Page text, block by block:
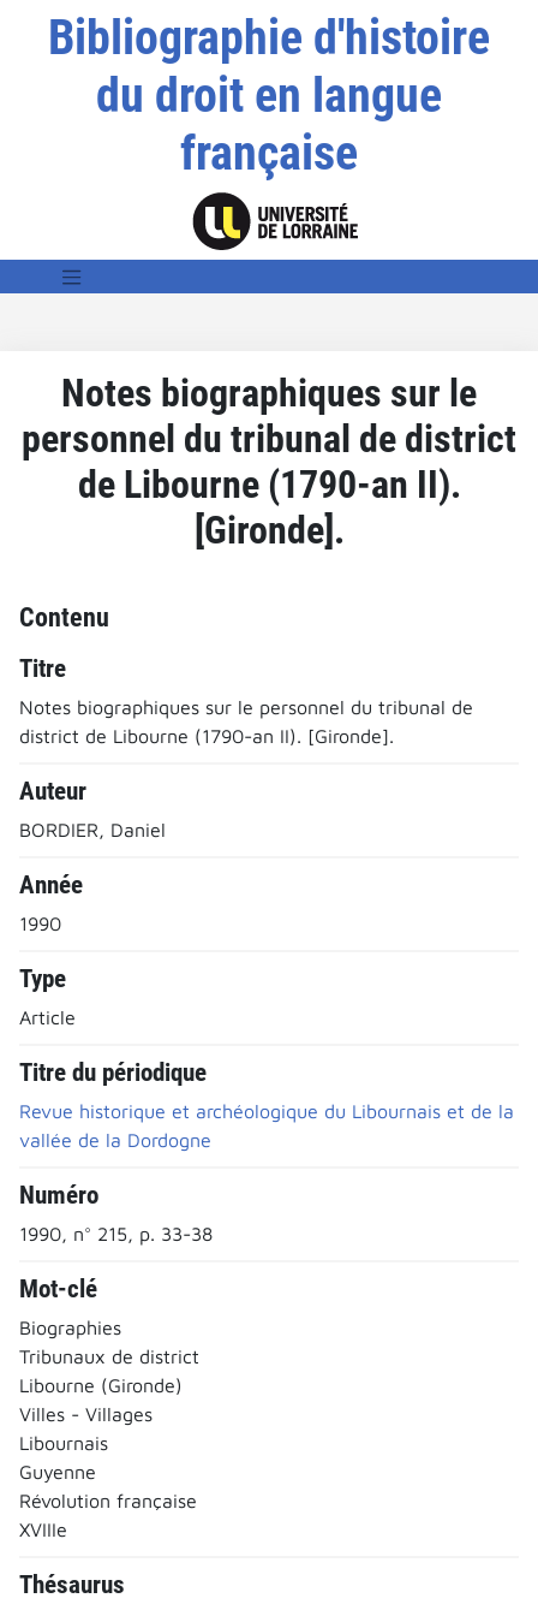
Bibliographie d'histoire
du droit en langue
française
Notes biographiques sur le
personnel du tribunal de district
de Libourne (1790-an II).
[Gironde].
Contenu
Titre
Notes biographiques sur le personnel du tribunal de
district de Libourne (1790-an II). [Gironde].
Auteur
BORDIER, Daniel
Année
1990
Type
Article
Titre du périodique
Revue historique et archéologique du Libournais et de la
vallée de la Dordogne
Numéro
1990, n° 215, p. 33-38
Mot-clé
Biographies
Tribunaux de district
Libourne (Gironde)
Villes - Villages
Libournais
Guyenne
Révolution française
XVIIIe
Thésaurus